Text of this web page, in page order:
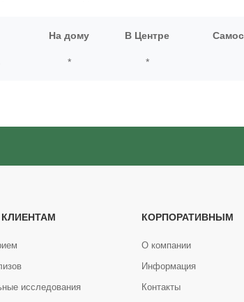
На дому В Центре
* *
исследования
КОРПОРАТИВНЫМ
О компании
Информация
Контакты